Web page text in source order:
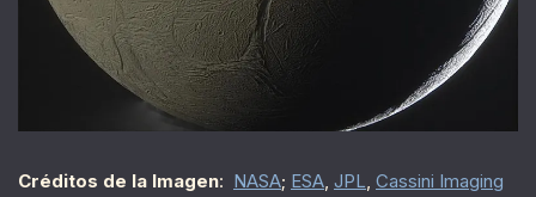
Créditos de la Imagen: NASA; ESA, JPL, Cassini Imaging